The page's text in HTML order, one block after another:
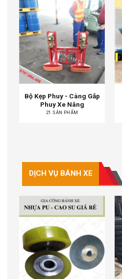
Bộ Kẹp Phuy - Càng Gắp
Phuy Xe Nâng
21 SẢN PHẨM
DỊCH VỤ BÁNH XE